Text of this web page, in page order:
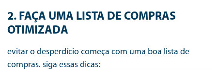
2. FAÇA UMA LISTA DE COMPRAS
OTIMIZADA
evitar o desperdício começa com uma boa lista de
compras. siga essas dicas: